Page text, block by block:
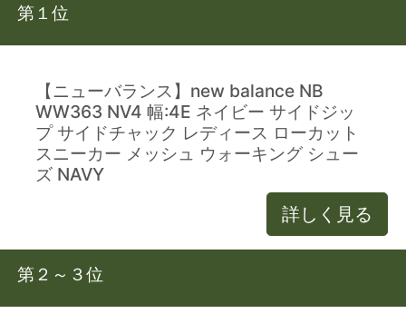
第１位
【ニューバランス】new balance NB
WW363 NV4 幅:4E ネイビー サイドジッ
プ サイドチャック レディース ローカット
スニーカー メッシュ ウォーキング シュー
ズ NAVY
詳しく見る
第２～３位